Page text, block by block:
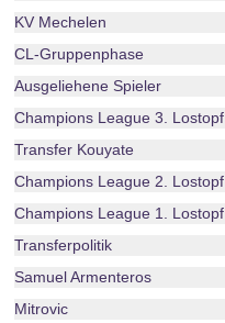
KV Mechelen
CL-Gruppenphase
Ausgeliehene Spieler
Champions League 3. Lostopf
Transfer Kouyate
Champions League 2. Lostopf
Champions League 1. Lostopf
Transferpolitik
Samuel Armenteros
Mitrovic